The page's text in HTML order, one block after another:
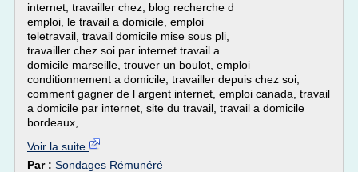
internet, travailler chez, blog recherche d
emploi, le travail a domicile, emploi
teletravail, travail domicile mise sous pli,
travailler chez soi par internet travail a
domicile marseille, trouver un boulot, emploi
conditionnement a domicile, travailler depuis chez soi,
comment gagner de l argent internet, emploi canada, travail
a domicile par internet, site du travail, travail a domicile
bordeaux,...
Voir la suite
Par : Sondages Rémunéré